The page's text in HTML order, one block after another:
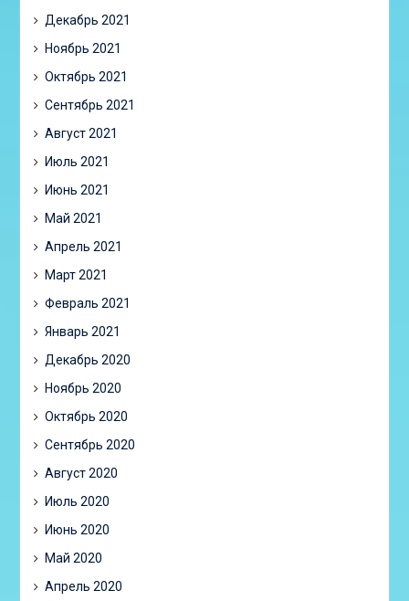
Декабрь 2021
Ноябрь 2021
Октябрь 2021
Сентябрь 2021
Август 2021
Июль 2021
Июнь 2021
Май 2021
Апрель 2021
Март 2021
Февраль 2021
Январь 2021
Декабрь 2020
Ноябрь 2020
Октябрь 2020
Сентябрь 2020
Август 2020
Июль 2020
Июнь 2020
Май 2020
Апрель 2020